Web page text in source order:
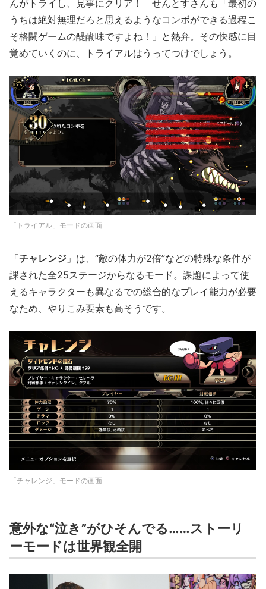
んがトライし、見事にクリア！ せんとすさんも「最初の
うちは絶対無理だろと思えるようなコンボができる過程こ
そ格闘ゲームの醍醐味ですよね！」と熱弁。その快感に目
覚めていくのに、トライアルはうってつけでしょう。
「トライアル」モードの画面
「チャレンジ 」は、“敵の体力が2倍”などの特殊な条件が
課された全25ステージからなるモード。課題によって使
えるキャラクターも異なるでの総合的なプレイ能力が必要
なため、やりこみ要素も高そうです。
「チャレンジ」モードの画面
意外な“泣き”がひそんでる……ストーリ
ーモードは世界観全開